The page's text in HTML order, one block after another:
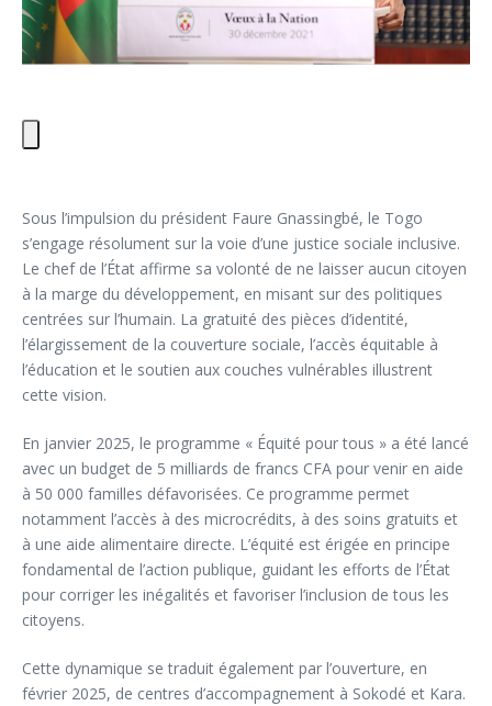
Sous l’impulsion du président Faure Gnassingbé, le Togo
s’engage résolument sur la voie d’une justice sociale inclusive.
Le chef de l’État affirme sa volonté de ne laisser aucun citoyen
à la marge du développement, en misant sur des politiques
centrées sur l’humain. La gratuité des pièces d’identité,
l’élargissement de la couverture sociale, l’accès équitable à
l’éducation et le soutien aux couches vulnérables illustrent
cette vision.
En janvier 2025, le programme « Équité pour tous » a été lancé
avec un budget de 5 milliards de francs CFA pour venir en aide
à 50 000 familles défavorisées. Ce programme permet
notamment l’accès à des microcrédits, à des soins gratuits et
à une aide alimentaire directe. L’équité est érigée en principe
fondamental de l’action publique, guidant les efforts de l’État
pour corriger les inégalités et favoriser l’inclusion de tous les
citoyens.
Cette dynamique se traduit également par l’ouverture, en
février 2025, de centres d’accompagnement à Sokodé et Kara.